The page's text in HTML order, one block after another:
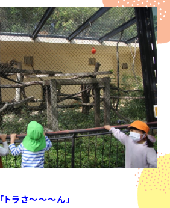
「トラさ～～～ん」